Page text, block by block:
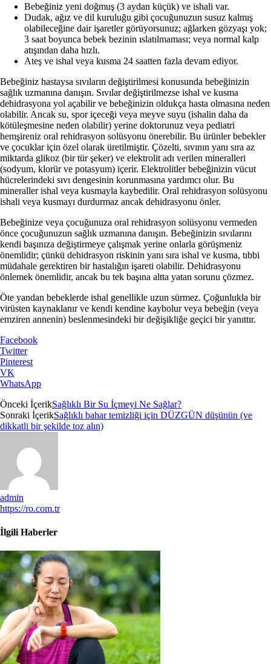
Bebeğiniz yeni doğmuş (3 aydan küçük) ve ishali var.
Dudak, ağız ve dil kuruluğu gibi çocuğunuzun susuz kalmış
olabileceğine dair işaretler görüyorsunuz; ağlarken gözyaşı yok;
3 saat boyunca bebek bezinin ıslatılmaması; veya normal kalp
atışından daha hızlı.
Ateş ve ishal veya kusma 24 saatten fazla devam ediyor.
Bebeğiniz hastaysa sıvıların değiştirilmesi konusunda bebeğinizin
sağlık uzmanına danışın. Sıvılar değiştirilmezse ishal ve kusma
dehidrasyona yol açabilir ve bebeğinizin oldukça hasta olmasına neden
olabilir. Ancak su, spor içeceği veya meyve suyu (ishalin daha da
kötüleşmesine neden olabilir) yerine doktorunuz veya pediatri
hemşireniz oral rehidrasyon solüsyonu önerebilir. Bu ürünler bebekler
ve çocuklar için özel olarak üretilmiştir. Çözelti, sıvının yanı sıra az
miktarda glikoz (bir tür şeker) ve elektrolit adı verilen mineralleri
(sodyum, klorür ve potasyum) içerir. Elektrolitler bebeğinizin vücut
hücrelerindeki sıvı dengesinin korunmasına yardımcı olur. Bu
mineraller ishal veya kusmayla kaybedilir. Oral rehidrasyon solüsyonu
ishali veya kusmayı durdurmaz ancak dehidrasyonu önler.
Bebeğinize veya çocuğunuza oral rehidrasyon solüsyonu vermeden
önce çocuğunuzun sağlık uzmanına danışın. Bebeğinizin sıvılarını
kendi başınıza değiştirmeye çalışmak yerine onlarla görüşmeniz
önemlidir; çünkü dehidrasyon riskinin yanı sıra ishal ve kusma, tıbbi
müdahale gerektiren bir hastalığın işareti olabilir. Dehidrasyonu
önlemek önemlidir, ancak bu tek başına altta yatan sorunu çözmez.
Öte yandan bebeklerde ishal genellikle uzun sürmez. Çoğunlukla bir
virüsten kaynaklanır ve kendi kendine kaybolur veya bebeğin (veya
emziren annenin) beslenmesindeki bir değişikliğe geçici bir yanıttır.
Facebook
Twitter
Pinterest
VK
WhatsApp
Önceki İçerikSağlıklı Bir Su İçmeyi Ne Sağlar?
Sonraki İçerikSağlıklı bahar temizliği için DÜZGÜN düşünün (ve
dikkatli bir şekilde toz alın)
admin
https://ro.com.tr
İlgili Haberler